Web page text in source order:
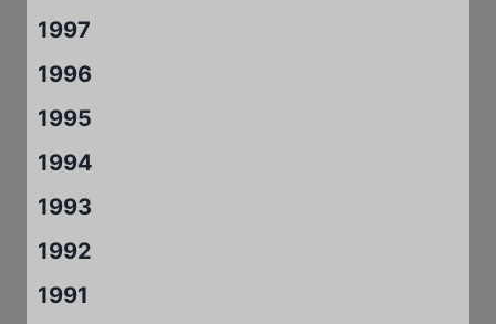
1997
1996
1995
1994
1993
1992
1991